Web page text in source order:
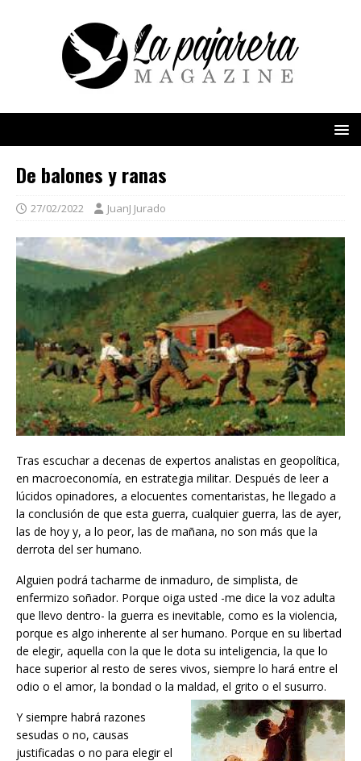
De balones y ranas
27/02/2022 JuanJ Jurado
Tras escuchar a decenas de expertos analistas en geopolítica,
en macroeconomía, en estrategia militar. Después de leer a
lúcidos opinadores, a elocuentes comentaristas, he llegado a
la conclusión de que esta guerra, cualquier guerra, las de ayer,
las de hoy y, a lo peor, las de mañana, no son más que la
derrota del ser humano.
Alguien podrá tacharme de inmaduro, de simplista, de
enfermizo soñador. Porque oiga usted -me dice la voz adulta
que llevo dentro- la guerra es inevitable, como es la violencia,
porque es algo inherente al ser humano. Porque en su libertad
de elegir, aquella con la que le dota su inteligencia, la que lo
hace superior al resto de seres vivos, siempre lo hará entre el
odio o el amor, la bondad o la maldad, el grito o el susurro.
Y siempre habrá razones
sesudas o no, causas
justificadas o no para elegir el